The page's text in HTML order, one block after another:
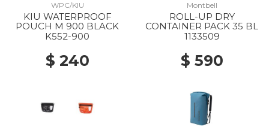
WPC/KIU
KIU WATERPROOF
POUCH M 900 BLACK
K552-900
$ 240
Montbell
ROLL-UP DRY
CONTAINER PACK 35 BL
1133509
$ 590